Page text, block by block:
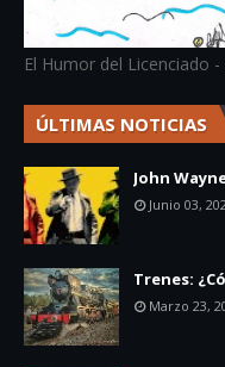
El Humor del Licenciado
ÚLTIMAS NOTICIAS
John
Junio 03,
Trenes:
Marzo 23,